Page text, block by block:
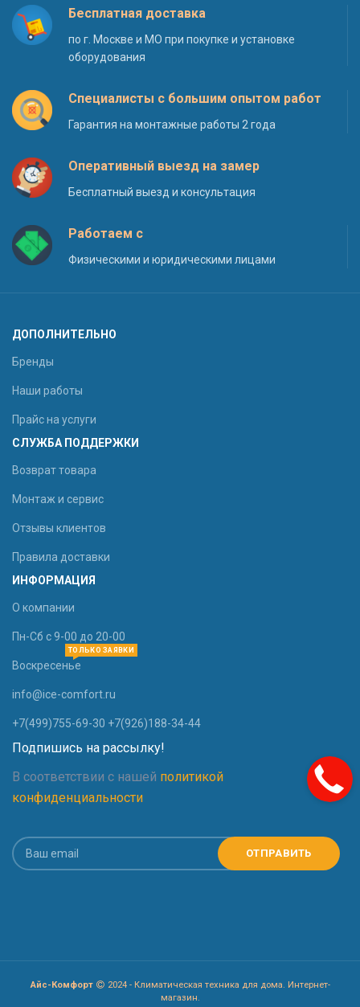
Бесплатная доставка
по г. Москве и МО при покупке и установке
оборудования
Специалисты с большим опытом работ
Гарантия на монтажные работы 2 года
Оперативный выезд на замер
Бесплатный выезд и консультация
Работаем с
Физическими и юридическими лицами
ДОПОЛНИТЕЛЬНО
Бренды
Наши работы
Прайс на услуги
СЛУЖБА ПОДДЕРЖКИ
Возврат товара
Монтаж и сервис
Отзывы клиентов
Правила доставки
ИНФОРМАЦИЯ
О компании
Пн-Сб с 9-00 до 20-00
Воскресенье
ТОЛЬКО ЗАЯВКИ
info@ice-comfort.ru
+7(499)755-69-30 +7(926)188-34-44
Подпишись на рассылку!
В соответствии с нашей политикой
конфиденциальности
Айс-Комфорт
2024 - Климатическая техника для дома. Интернет-
магазин.